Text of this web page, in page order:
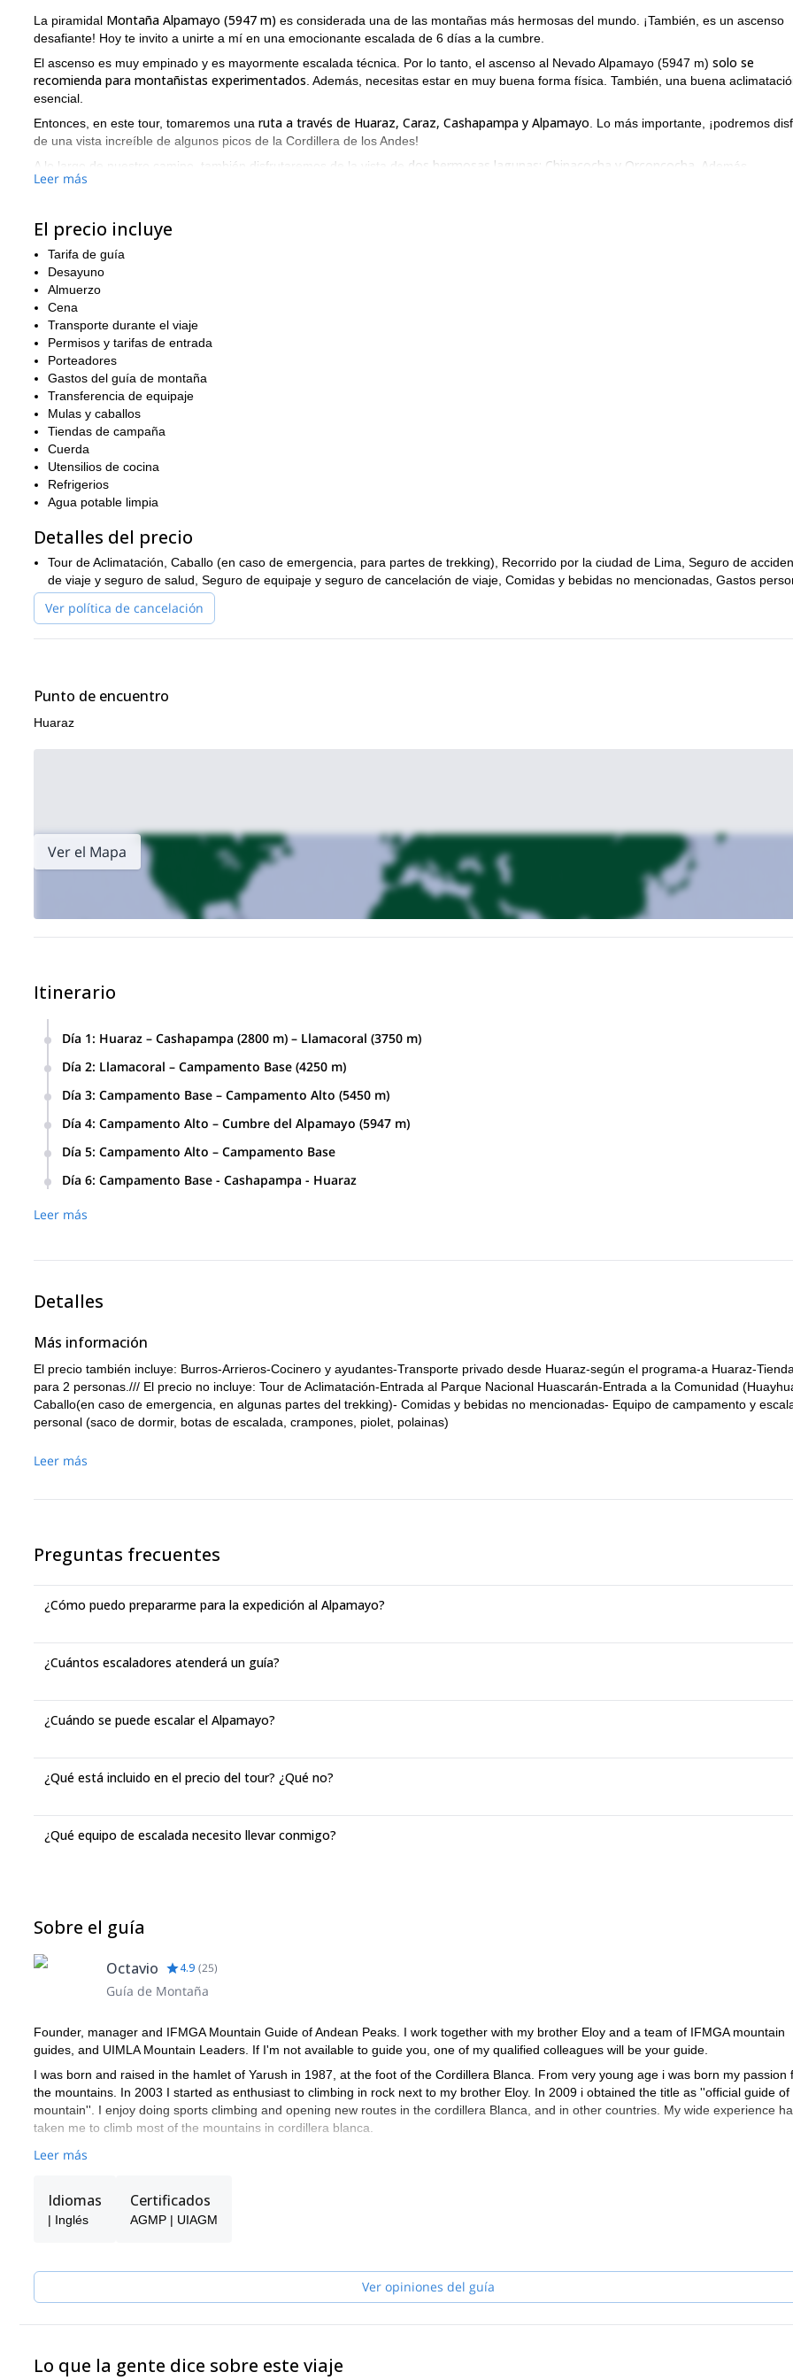
La piramidal Montaña Alpamayo (5947 m) es considerada una de las montañas más hermosas del mundo. ¡También, es un ascenso
desafiante! Hoy te invito a unirte a mí en una emocionante escalada de 6 días a la cumbre.
El ascenso es muy empinado y es mayormente escalada técnica. Por lo tanto, el ascenso al Nevado Alpamayo (5947 m) solo se
recomienda para montañistas experimentados . Además, necesitas estar en muy buena forma física. También, una buena
esencial.
Entonces, en este tour, tomaremos una ruta a través de Huaraz, Caraz, Cashapampa y Alpamayo . Lo más importante, ¡podremos
de una vista increíble de algunos picos de la Cordillera de los Andes!
A lo largo de nuestro camino, también disfrutaremos de la vista de
dos hermosas lagunas: Chinacocha y Orconcocha
. Además,
caminaremos por hielo y nieve en un glaciar, con algunos tramos empinados. ¡Luego, llegaremos a la parte técnica de la escalada,
El último día, caminaremos de regreso por el Valle de Santa Cruz hasta Cashapampa nuevamente. Luego, un vehículo nos llevará de
a Huaraz.
Puedes consultar el itinerario día por día debajo de este texto.
Así que, si te parece tentadora esta gran aventura de montañismo en el Nevado Alpamayo, ¡contáctame! Podemos hablar sobre
planificar el viaje ideal para ti.
Además, puedes consultar otro gran tour que ofrezco:
Leer más
El precio incluye
Tarifa de guía
Desayuno
Almuerzo
Cena
Transporte durante el viaje
Permisos y tarifas de entrada
Porteadores
Gastos del guía de montaña
Transferencia de equipaje
Mulas y caballos
Tiendas de campaña
Cuerda
Utensilios de cocina
Refrigerios
Agua potable limpia
Detalles del precio
Tour de Aclimatación, Caballo (en caso de emergencia, para partes de trekking), Recorrido por la ciudad de Lima, Seguro de
de viaje y seguro de salud, Seguro de equipaje y seguro de cancelación de viaje, Comidas y bebidas no mencionadas, Gastos
Ver política de cancelación
Punto de encuentro
Huaraz
Ver el Mapa
Itinerario
Día 1: Huaraz – Cashapampa (2800 m) – Llamacoral (3750 m)
esperando allí. Desde allí, comenzaremos nuestro camino a través del valle de Santa Cruz hasta llegar a Llamacoral, donde
montaremos el campamento. (4 a 5 horas).
Día 2: Llamacoral – Campamento Base (4250 m)
Luego tomaremos un sendero zigzagueante hasta el Campamento Base. (Aproximadamente 5 horas).
Día 3: Campamento Base – Campamento Alto (5450 m)
largo de algunas partes empinadas hasta llegar a 5450 m donde montaremos el campamento.
Día 4: Campamento Alto – Cumbre del Alpamayo (5947 m)
cumbre del Alpamayo. Luego descenderemos en rápel al Campamento Alto. (Aprox. 6 a 7 horas. Tendremos la opción de bajar al
campamento base)
Día 5: Campamento Alto – Campamento Base
Día 6: Campamento Base - Cashapampa - Huaraz
luego a Huaraz. (Aprox. 4 a 5 horas).
Leer más
Detalles
Más información
El precio también incluye: Burros-Arrieros-Cocinero y ayudantes-Transporte privado desde Huaraz-según el programa-a Huaraz-Tienda
para 2 personas./// El precio no incluye: Tour de Aclimatación-Entrada al Parque Nacional Huascarán-Entrada a la Comunidad
Caballo(en caso de emergencia, en algunas partes del trekking)- Comidas y bebidas no mencionadas- Equipo de campamento y
personal (saco de dormir, botas de escalada, crampones, piolet, polainas)
Leer más
Preguntas frecuentes
¿Cómo puedo prepararme para la expedición al Alpamayo?
¿Cuántos escaladores atenderá un guía?
¿Cuándo se puede escalar el Alpamayo?
¿Qué está incluido en el precio del tour? ¿Qué no?
¿Qué equipo de escalada necesito llevar conmigo?
Sobre el guía
Octavio 4.9 (25)
Guía de Montaña
Founder, manager and IFMGA Mountain Guide of Andean Peaks. I work together with my brother Eloy and a team of IFMGA mountain
guides, and UIMLA Mountain Leaders. If I'm not available to guide you, one of my qualified colleagues will be your guide.
I was born and raised in the hamlet of Yarush in 1987, at the foot of the Cordillera Blanca. From very young age i was born my passion
the mountains. In 2003 I started as enthusiast to climbing in rock next to my brother Eloy. In 2009 i obtained the title as ''official guide of
mountain''. I enjoy doing sports climbing and opening new routes in the cordillera Blanca, and in other countries. My wide experience
taken me to climb most of the mountains in cordillera blanca.
Leer más
Idiomas
| Inglés
Certificados
AGMP | UIAGM
Ver opiniones del guía
Lo que la gente dice sobre este viaje